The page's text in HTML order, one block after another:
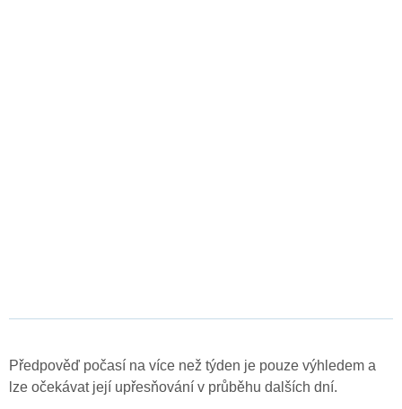
Předpověď počasí na více než týden je pouze výhledem a
lze očekávat její upřesňování v průběhu dalších dní.